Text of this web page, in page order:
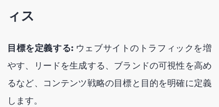
ィス
目標を定義する: ウェブサイトのトラフィックを増
やす、リードを生成する、ブランドの可視性を高め
るなど、コンテンツ戦略の目標と目的を明確に定義
します。